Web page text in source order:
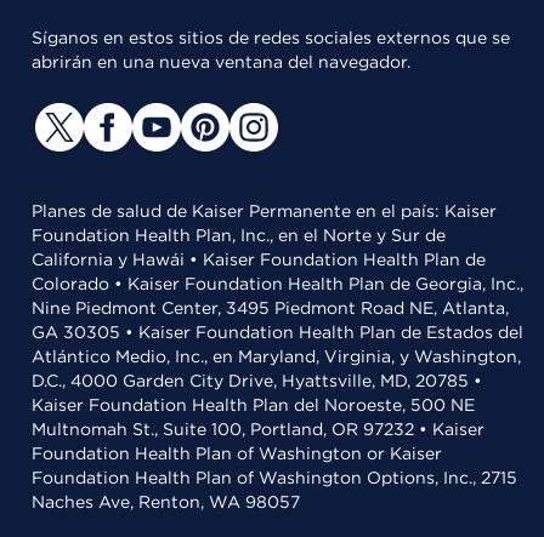
Síganos en estos sitios de redes sociales externos que se
abrirán en una nueva ventana del navegador.
Planes de salud de Kaiser Permanente en el país: Kaiser
Foundation Health Plan, Inc., en el Norte y Sur de
California y Hawái • Kaiser Foundation Health Plan de
Colorado • Kaiser Foundation Health Plan de Georgia, Inc.,
Nine Piedmont Center, 3495 Piedmont Road NE, Atlanta,
GA 30305 • Kaiser Foundation Health Plan de Estados del
Atlántico Medio, Inc., en Maryland, Virginia, y Washington,
D.C., 4000 Garden City Drive, Hyattsville, MD, 20785 •
Kaiser Foundation Health Plan del Noroeste, 500 NE
Multnomah St., Suite 100, Portland, OR 97232 • Kaiser
Foundation Health Plan of Washington or Kaiser
Foundation Health Plan of Washington Options, Inc., 2715
Naches Ave, Renton, WA 98057